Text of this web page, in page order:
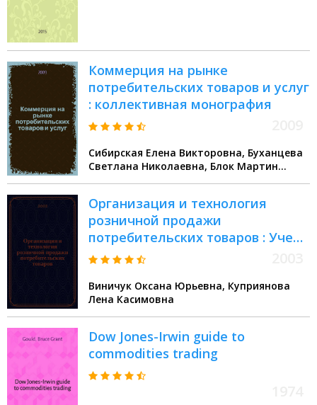
Коммерция на рынке
потребительских товаров и услуг
: коллективная монография
Сибирская Елена Викторовна, Буханцева
Светлана Николаевна, Блок Мартин
Организация и технология
розничной продажи
потребительских товаров : Учеб.
пособие для студентов спец.
061500 "Маркетинг" вузов
региона
Виничук Оксана Юрьевна, Куприянова
Лена Касимовна
Dow Jones-Irwin guide to
commodities trading